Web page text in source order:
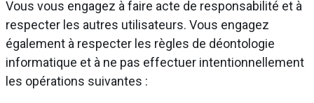
Vous vous engagez à faire acte de responsabilité et à
respecter les autres utilisateurs. Vous engagez
également à respecter les règles de déontologie
informatique et à ne pas effectuer intentionnellement
les opérations suivantes :